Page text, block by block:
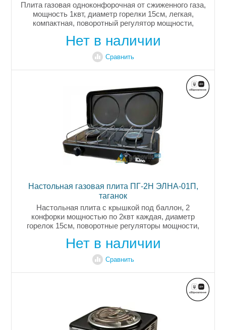
Плита газовая одноконфорочная от сжиженного газа,
мощность 1квт, диаметр горелки 15см, легкая,
компактная, поворотный регулятор мощности,
коричневый, гарантия 2,5 года, вес...
Нет в наличии
Сравнить
Настольная газовая плита ПГ-2Н ЭЛНА-01П,
таганок
Настольная плита с крышкой под баллон, 2
конфорки мощностью по 2квт каждая, диаметр
горелок 15см, поворотные регуляторы мощности,
коричневый, гарантия 2,5 года, страна...
Нет в наличии
Сравнить